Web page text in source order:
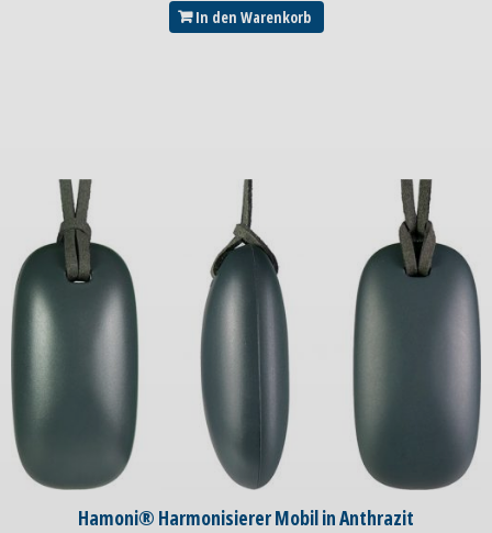
In den Warenkorb
Hamoni® Harmonisierer Mobil in Anthrazit